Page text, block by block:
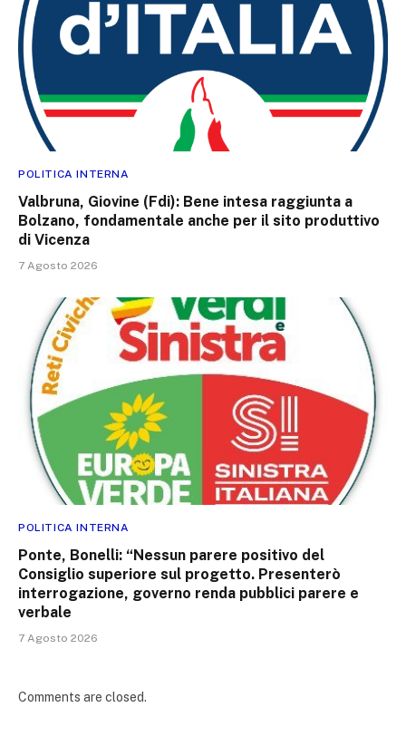
POLITICA INTERNA
Valbruna, Giovine (Fdi): Bene intesa raggiunta a
Bolzano, fondamentale anche per il sito produttivo
di Vicenza
7 Agosto 2026
POLITICA INTERNA
Ponte, Bonelli: “Nessun parere positivo del
Consiglio superiore sul progetto. Presenterò
interrogazione, governo renda pubblici parere e
verbale
7 Agosto 2026
Comments are closed.